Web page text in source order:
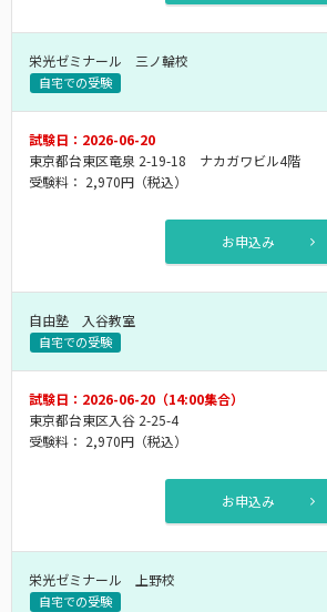
栄光ゼミナール 三ノ輪校
自宅での受験
試験日：2026-06-20
東京都台東区竜泉 2-19-18 ナカガワビル4階
受験料： 2,970円 （税込）
お申込み
自由塾 入谷教室
自宅での受験
試験日：2026-06-20（14:00集合）
東京都台東区入谷 2-25-4
受験料： 2,970円 （税込）
お申込み
栄光ゼミナール 上野校
自宅での受験